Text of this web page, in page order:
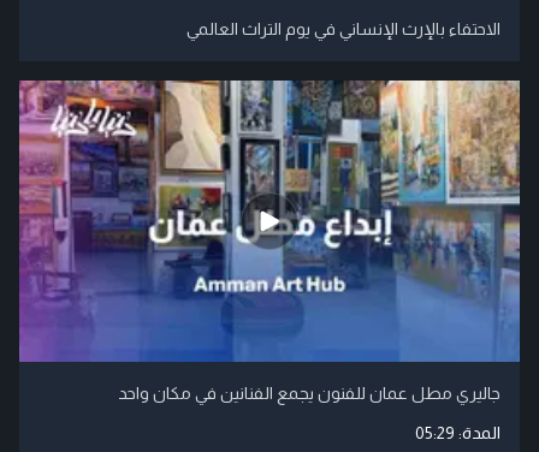
الاحتفاء بالإرث الإنساني في يوم التراث العالمي
جاليري مطل عمان للفنون يجمع الفنانين في مكان واحد
المدة: 05:29